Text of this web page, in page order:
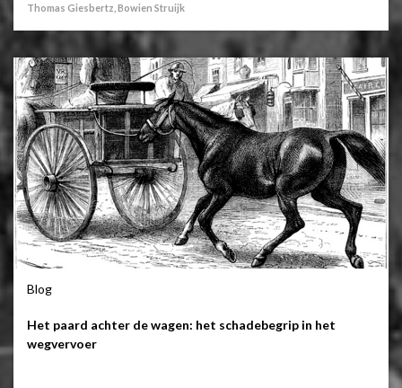
Thomas Giesbertz, Bowien Struijk
Blog
Het paard achter de wagen: het schadebegrip in het
wegvervoer